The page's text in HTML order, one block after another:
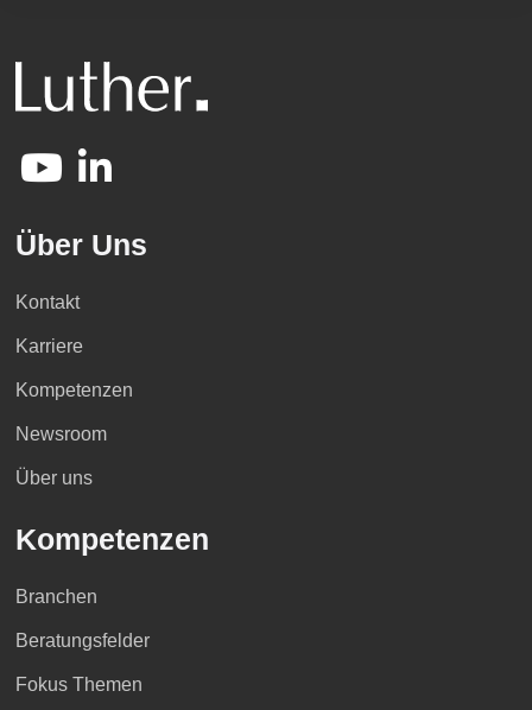
Über Uns
Kontakt
Karriere
Kompetenzen
Newsroom
Über uns
Kompetenzen
Branchen
Beratungsfelder
Fokus Themen